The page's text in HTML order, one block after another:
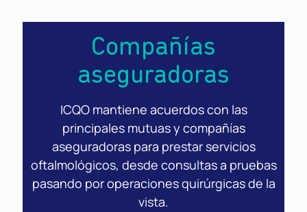
Compañías
aseguradoras
ICQO mantiene acuerdos con las
principales mutuas y compañías
aseguradoras para prestar servicios
oftalmológicos, desde consultas a pruebas
pasando por operaciones quirúrgicas de la
vista.